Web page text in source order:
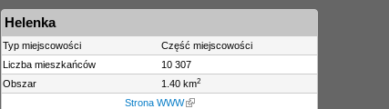
Helenka
Typ miejscowości
Część miejscowości
Liczba mieszkańców
10 307
Obszar
1.40 km2
Strona WWW